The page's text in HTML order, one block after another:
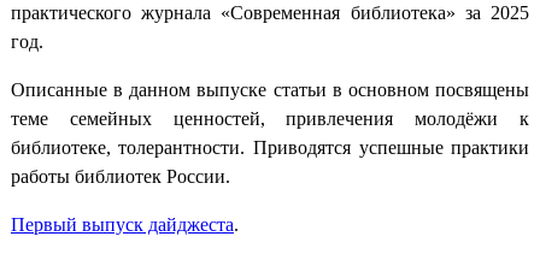
практического журнала «Современная библиотека» за 2025
год.
Описанные в данном выпуске статьи в основном посвящены
теме семейных ценностей, привлечения молодёжи к
библиотеке, толерантности. Приводятся успешные практики
работы библиотек России.
Первый выпуск дайджеста.